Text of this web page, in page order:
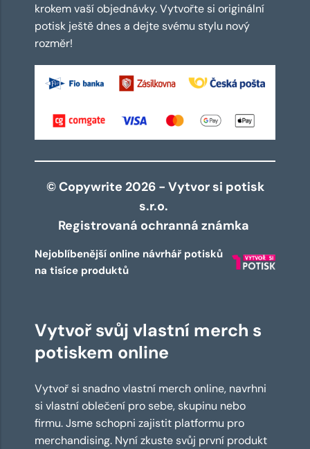
krokem vaší objednávky. Vytvořte si originální
potisk ještě dnes a dejte svému stylu nový
rozměr!
© Copywrite 2026 - Vytvor si potisk
s.r.o.
Registrovaná ochranná známka
Nejoblíbenější online návrhář potisků
na tisíce produktů
Vytvoř svůj vlastní merch s
potiskem online
Vytvoř si snadno vlastní merch online, navrhni
si vlastní oblečení pro sebe, skupinu nebo
firmu. Jsme schopni zajistit platformu pro
merchandising. Nyní zkuste svůj první produkt